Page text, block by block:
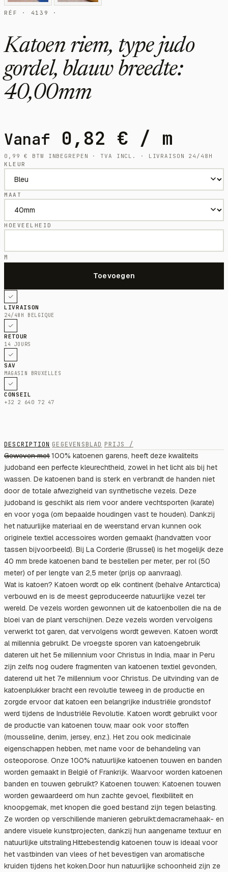
RÉF · 4139 ·
Katoen riem, type judo
gordel, blauw breedte:
40,00mm
Vanaf 0,82 € / m
0,99€
BTW INBEGREPEN · TVA INCL. · LIVRAISON 24/48H
KLEUR
MAAT
HOEVEELHEID
M
LIVRAISON
24/48H BELGIQUE
RETOUR
14 JOURS
SAV
MAGASIN BRUXELLES
CONSEIL
+32 2 640 72 47
DESCRIPTION GEGEVENSBLAD PRIJS /
Geweven met 100% katoenen garens, heeft deze kwaliteits
judoband een perfecte kleurechtheid, zowel in het licht als bij het
wassen. De katoenen band is sterk en verbrandt de handen niet
door de totale afwezigheid van synthetische vezels. Deze
judoband is geschikt als riem voor andere vechtsporten (karate)
en voor yoga (om bepaalde houdingen vast te houden). Dankzij
het natuurlijke materiaal en de weerstand ervan kunnen ook
originele textiel accessoires worden gemaakt (handvatten voor
tassen bijvoorbeeld). Bij La Corderie (Brussel) is het mogelijk deze
40 mm brede katoenen band te bestellen per meter, per rol (50
meter) of per lengte van 2,5 meter (prijs op aanvraag).
Wat is katoen? Katoen wordt op elk continent (behalve Antarctica)
verbouwd en is de meest geproduceerde natuurlijke vezel ter
wereld. De vezels worden gewonnen uit de katoenbollen die na de
bloei van de plant verschijnen. Deze vezels worden vervolgens
verwerkt tot garen, dat vervolgens wordt geweven. Katoen wordt
al millennia gebruikt. De vroegste sporen van katoengebruik
dateren uit het 5e millennium voor Christus in India, maar in Peru
zijn zelfs nog oudere fragmenten van katoenen textiel gevonden,
daterend uit het 7e millennium voor Christus. De uitvinding van de
katoenplukker bracht een revolutie teweeg in de productie en
zorgde ervoor dat katoen een belangrijke industriële grondstof
werd tijdens de Industriële Revolutie. Katoen wordt gebruikt voor
de productie van katoenen touw, maar ook voor stoffen
(mousseline, denim, jersey, enz.). Het zou ook medicinale
eigenschappen hebben, met name voor de behandeling van
osteoporose. Onze 100% natuurlijke katoenen touwen en banden
worden gemaakt in België of Frankrijk. Waarvoor worden katoenen
banden en touwen gebruikt? Katoenen touwen: Katoenen touwen
worden gewaardeerd om hun zachte gevoel, flexibiliteit en
knoopgemak, met knopen die goed bestand zijn tegen belasting.
Ze worden op verschillende manieren gebruikt:demacramehaak- en
andere visuele kunstprojecten, dankzij hun aangename textuur en
natuurlijke uitstraling.Hittebestendig katoenen touw is ideaal voor
het vastbinden van vlees of het bevestigen van aromatische
kruiden tijdens het koken.Door hun natuurlijke schoonheid zijn ze